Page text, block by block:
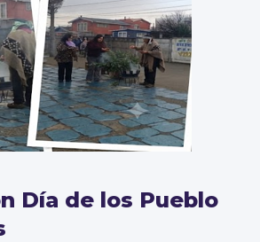
Día de los Pueblo